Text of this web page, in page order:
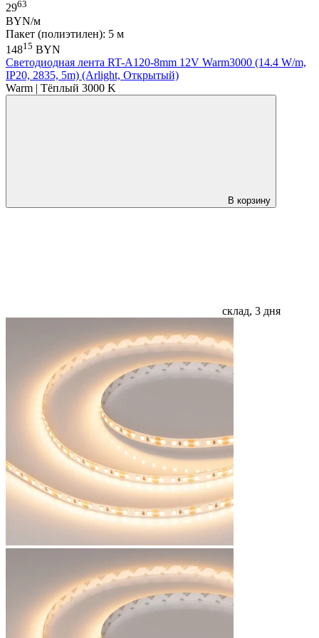
2963
BYN/м
Пакет (полиэтилен): 5 м
14815 BYN
Светодиодная лента RT-A120-8mm 12V Warm3000 (14.4 W/m,
IP20, 2835, 5m) (Arlight, Открытый)
Warm | Тёплый 3000 K
В корзину
склад, 3 дня